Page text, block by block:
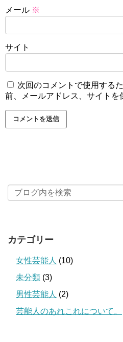
メール ※
サイト
次回のコメントで使用する
前、メールアドレス、サイトを
カテゴリー
女性芸能人 (10)
未分類 (3)
男性芸能人 (2)
芸能人のあれこれについて。